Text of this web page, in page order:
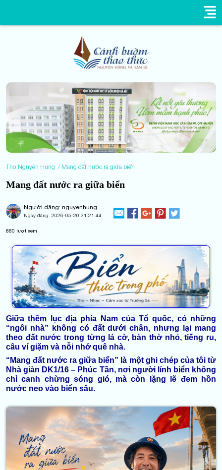
Thơ Nguyên Hùng Mang đất nước ra giữa biển
Mang đất nước ra giữa biển
Người đăng: nguyenhung
Ngày đăng: 2026-05-20 21:21:44
880 lượt xem
Giữa thềm lục địa phía Nam của Tổ quốc, có những
“ngôi nhà” không có đất dưới chân, nhưng lại mang
theo đất nước trong từng lá cờ, bàn thờ nhỏ, tiếng ru,
câu ví giặm và nỗi nhớ quê nhà.
“Mang đất nước ra giữa biển” là một ghi chép của tôi từ
Nhà giàn DK1/16 – Phúc Tần, nơi người lính biển không
chỉ canh chừng sóng gió, mà còn lặng lẽ đem hồn
nước neo vào biển sâu.